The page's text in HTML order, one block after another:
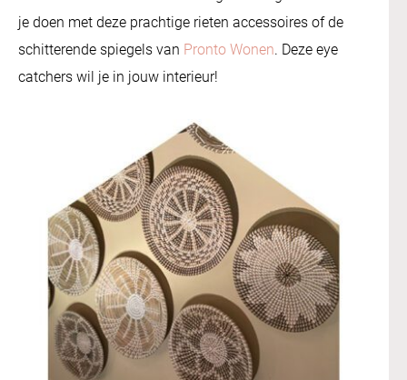
je doen met deze prachtige rieten accessoires of de
schitterende spiegels van Pronto Wonen. Deze eye
catchers wil je in jouw interieur!